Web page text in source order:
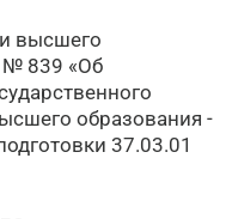
высшего
№ 839 «Об
образования -
37.03.01